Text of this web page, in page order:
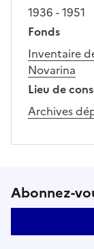
1936 - 1951
Fonds
Inventaire
Novarina
Lieu de
Archives
Suivez-
Abonnez-